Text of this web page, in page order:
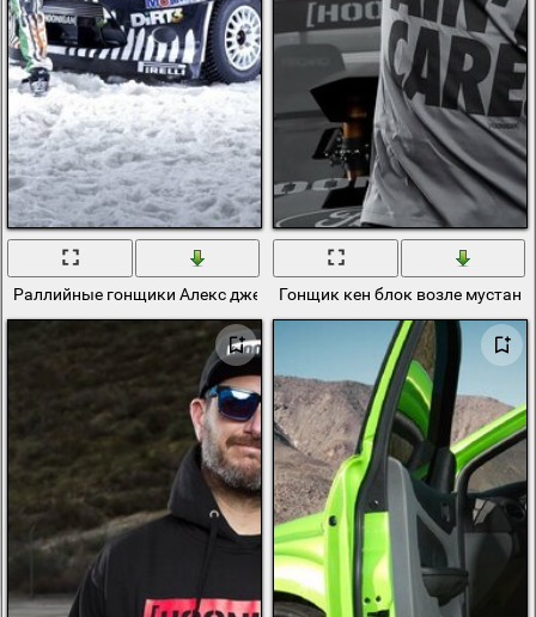
Раллийные гонщики Алекс джельсомино и кен блок
Гонщик кен блок возле